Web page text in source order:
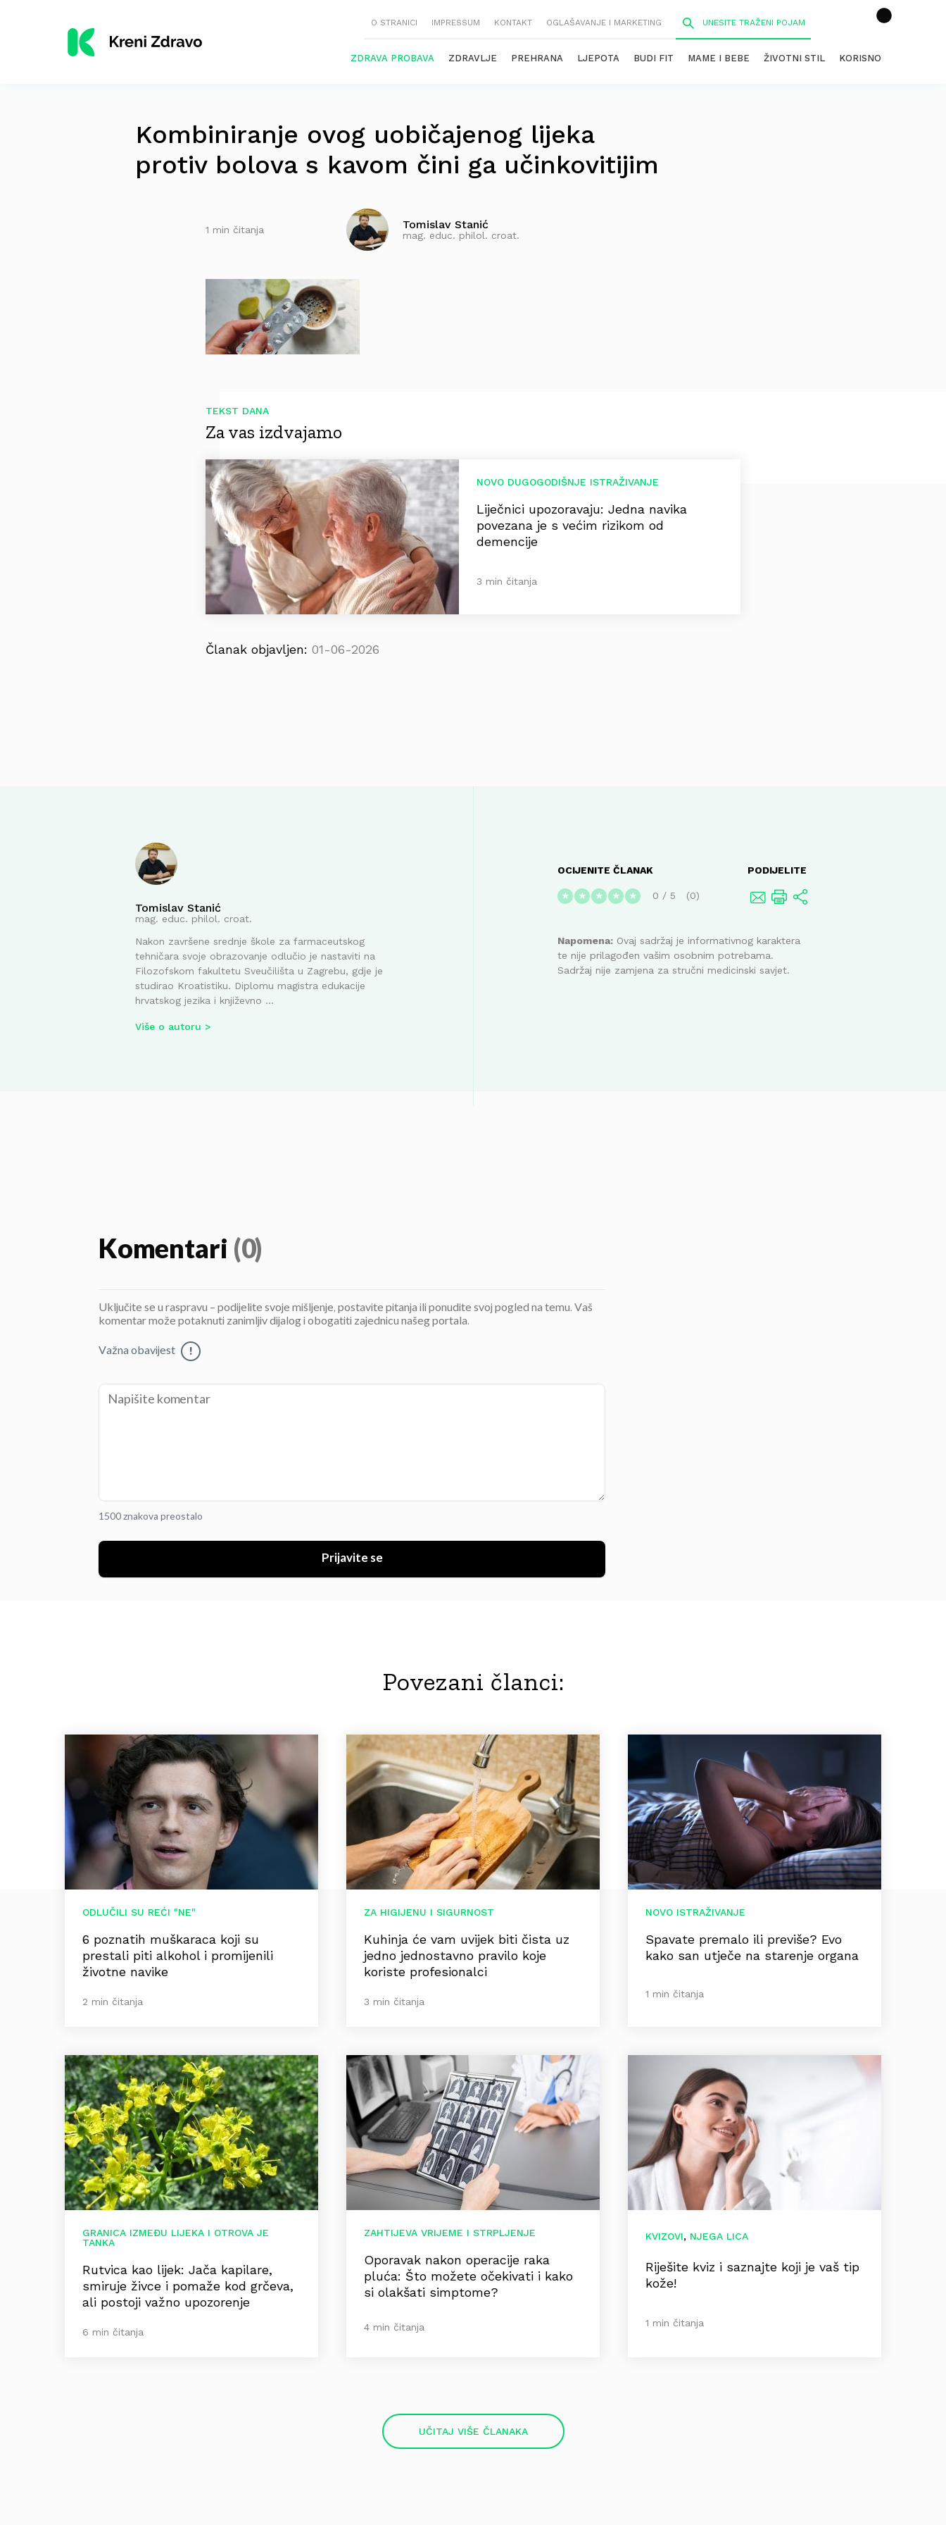
O STRANICI IMPRESSUM KONTAKT OGLAŠAVANJE I MARKETING
ZDRAVA PROBAVA ZDRAVLJE PREHRANA LJEPOTA BUDI FIT MAME I BEBE ŽIVOTNI STIL KORISNO
Kombiniranje ovog uobičajenog lijeka
protiv bolova s ​​kavom čini ga učinkovitijim
1 min čitanja Tomislav Stanić
mag. educ. philol. croat.
TEKST DANA
Za vas izdvajamo
NOVO DUGOGODIŠNJE ISTRAŽIVANJE
Liječnici upozoravaju: Jedna navika
povezana je s većim rizikom od
demencije
3 min čitanja
Članak objavljen: 01-06-2026
Tomislav Stanić
mag. educ. philol. croat.
Nakon završene srednje škole za farmaceutskog
tehničara svoje obrazovanje odlučio je nastaviti na
Filozofskom fakultetu Sveučilišta u Zagrebu, gdje je
studirao Kroatistiku. Diplomu magistra edukacije
hrvatskog jezika i književno ...
Više o autoru
OCIJENITE ČLANAK
★ ★ ★ ★ ★ 0 / 5 0
PODIJELITE
Napomena: Ovaj sadržaj je informativnog karaktera
te nije prilagođen vašim osobnim potrebama.
Sadržaj nije zamjena za stručni medicinski savjet.
Komentari (0)
Uključite se u raspravu – podijelite svoje mišljenje, postavite pitanja ili ponudite svoj pogled na temu. Vaš
komentar može potaknuti zanimljiv dijalog i obogatiti zajednicu našeg portala.
Važna obavijest !
1500 znakova preostalo
Prijavite se
Povezani članci:
ODLUČILI SU REĆI "NE"
6 poznatih muškaraca koji su
prestali piti alkohol i promijenili
životne navike
2 min čitanja
ZA HIGIJENU I SIGURNOST
Kuhinja će vam uvijek biti čista uz
jedno jednostavno pravilo koje
koriste profesionalci
3 min čitanja
NOVO ISTRAŽIVANJE
Spavate premalo ili previše? Evo
kako san utječe na starenje organa
1 min čitanja
GRANICA IZMEĐU LIJEKA I OTROVA JE
TANKA
Rutvica kao lijek: Jača kapilare,
smiruje živce i pomaže kod grčeva,
ali postoji važno upozorenje
6 min čitanja
ZAHTIJEVA VRIJEME I STRPLJENJE
Oporavak nakon operacije raka
pluća: Što možete očekivati i kako
si olakšati simptome?
4 min čitanja
KVIZOVI, NJEGA LICA
Riješite kviz i saznajte koji je vaš tip
kože!
1 min čitanja
UČITAJ VIŠE ČLANAKA